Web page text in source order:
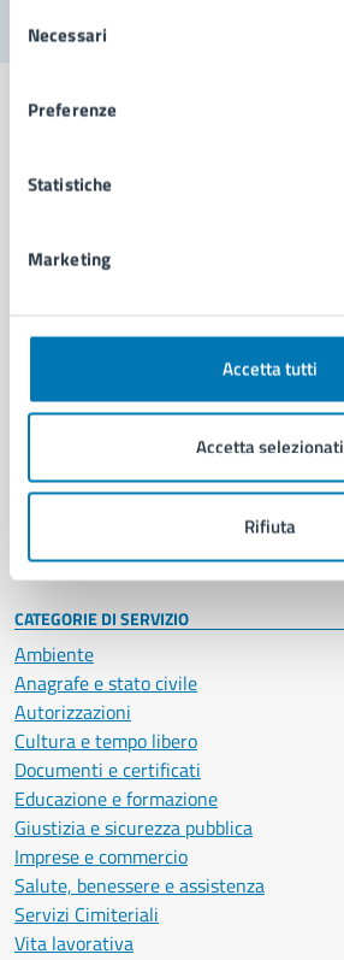
delNecessari
Preferenze
Statistiche
Marketing
Accetta tutti
Accetta selezionati
Rifiuta
Comune di Napoli
AMMINISTRAZIONE
Organi di governo
Enti e fondazioni
Personale amministrativo
Intranet, posta aziendale e protocollo
CATEGORIE DI SERVIZIO
Ambiente
Anagrafe e stato civile
Autorizzazioni
Cultura e tempo libero
Documenti e certificati
Educazione e formazione
Giustizia e sicurezza pubblica
Imprese e commercio
Salute, benessere e assistenza
Servizi Cimiteriali
Vita lavorativa